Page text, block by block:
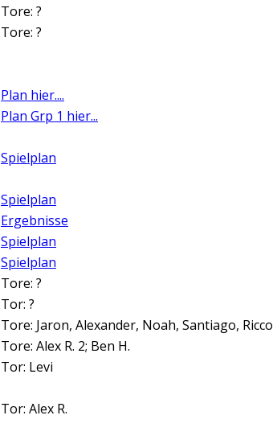
Tore: ?
Tore: ?
Plan hier....
Plan Grp 1 hier...
Spielplan
Spielplan
Ergebnisse
Spielplan
Spielplan
Tore: ?
Tor: ?
Tore: Jaron, Alexander, Noah, Santiago, Ricco
Tore: Alex R. 2; Ben H.
Tor: Levi
Tor: Alex R.